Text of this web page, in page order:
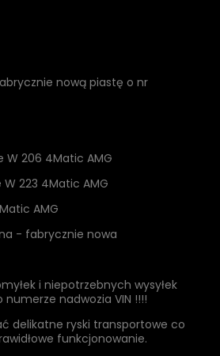
nową piastę o nr
W 206 4Matic AMG
223 4Matic AMG
AMG
- fabrycznie nowa
i niepotrzebnych wysyłek
nadwozia VIN !!!!
delikatne ryski transportowe co
funkcjonowanie.